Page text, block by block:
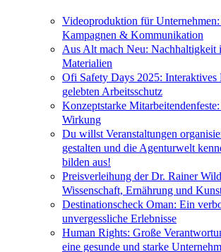
Videoproduktion für
Kampagnen & Kommunikation
Aus Alt mach Neu: Nachhaltigkeit
Materialien
Ofi Safety Days 2025: Interaktives
gelebten Arbeitsschutz
Konzeptstarke
Wirkung
Du willst Veranstaltungen
gestalten und die Agenturwelt
bilden aus!
Preisverleihung der Dr. Rainer
Wissenschaft, Ernährung und
Destinationscheck Oman: Ein
unvergessliche Erlebnisse
Human Rights: Große
eine gesunde und starke